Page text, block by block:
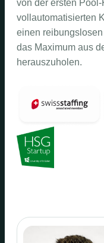
von der ersten
vollautomatisierten
einen
das Maximum aus
herauszuholen.